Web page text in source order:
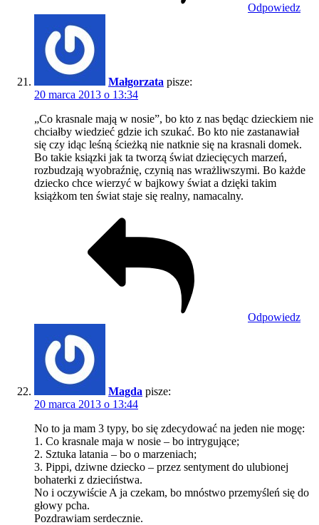
Odpowiedz
Małgorzata pisze:
20 marca 2013 o 13:34
„Co krasnale mają w nosie”, bo kto z nas będąc dzieckiem nie
chciałby wiedzieć gdzie ich szukać. Bo kto nie zastanawiał
się czy idąc leśną ścieżką nie natknie się na krasnali domek.
Bo takie ksiązki jak ta tworzą świat dziecięcych marzeń,
rozbudzają wyobraźnię, czynią nas wrażliwszymi. Bo każde
dziecko chce wierzyć w bajkowy świat a dzięki takim
książkom ten świat staje się realny, namacalny.
Odpowiedz
Magda pisze:
20 marca 2013 o 13:44
No to ja mam 3 typy, bo się zdecydować na jeden nie mogę:
1. Co krasnale maja w nosie – bo intrygujące;
2. Sztuka latania – bo o marzeniach;
3. Pippi, dziwne dziecko – przez sentyment do ulubionej
bohaterki z dzieciństwa.
No i oczywiście A ja czekam, bo mnóstwo przemyśleń się do
głowy pcha.
Pozdrawiam serdecznie.